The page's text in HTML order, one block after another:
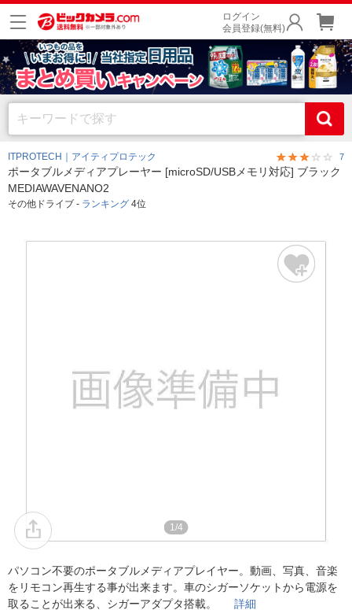
ログイン
会員登録(無料)
ITPROTECH｜アイティプロテック 7
ポータブルメディアプレーヤー [microSD/USBメモリ対応] ブラック
MEDIAWAVENANO2
その他ドライブ - ランキング 4位
1/4
パソコン不要のポータブルメディアプレイヤー。動画、写真、音楽
をリモコン再生する事が出来ます。車のシガーソケットから電源を
取ることが出来る、シガーアダプタ搭載。 詳細